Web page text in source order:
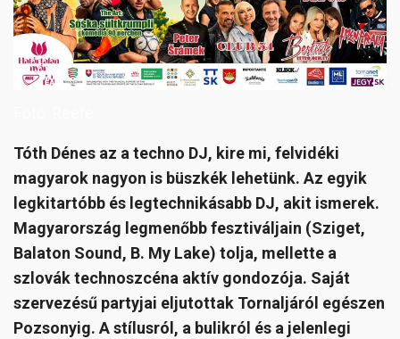
Tóth Dénes az a techno DJ, kire mi, felvidéki
magyarok nagyon is büszkék lehetünk. Az egyik
legkitartóbb és legtechnikásabb DJ, akit ismerek.
Magyarország legmenőbb fesztiváljain (Sziget,
Balaton Sound, B. My Lake) tolja, mellette a
szlovák technoszcéna aktív gondozója. Saját
szervezésű partyjai eljutottak Tornaljáról egészen
Pozsonyig. A stílusról, a bulikról és a jelenlegi